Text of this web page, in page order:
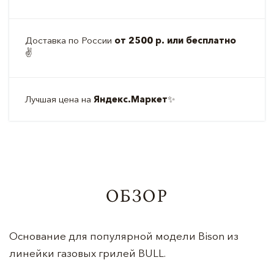
Доставка по России от 2500 р. или бесплатно
✌️
Лучшая цена на Яндекс.Маркет✨
ОБЗОР
Основание для популярной модели Bison из
линейки газовых грилей BULL.